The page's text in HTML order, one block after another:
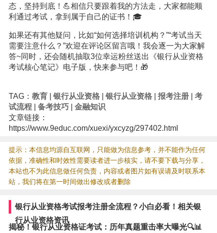
态，坚持到底！💪相信只要跟着我的方法走，大家都能顺
利通过考试，拿到属于自己的证书！🎓
如果还有其他疑问，比如“如何选择培训机构？”“考试当天
需要注意什么？”欢迎在评论区留言哦！我会逐一为大家解
答~同时，还会随机抽取3位幸运粉丝送出《银行从业资格
考试核心笔记》电子版，快来参与吧！🎁
TAG： 教育| 银行从业资格| 银行从业资格| 报考注册| 考
试流程| 备考技巧| 金融知识
文章链接：
https://www.9educ.com/xuexi/yxcyzg/297402.html
提示：本信息均源自互联网，只能做为信息参考，并不能作为任何
依据，准确性和时效性需要读者进一步核实，请不要下载与分享，
本站也不为此信息做任何负责，内容或者图片如有误请及时联系本
站，我们将在第一时间做出修改或者删除
银行从业资格考试报考注册全流程？小白必看！相关银
行从业资格资讯
揭秘！银行从业资格证考试：历年真题重击率大曝光🔍📊